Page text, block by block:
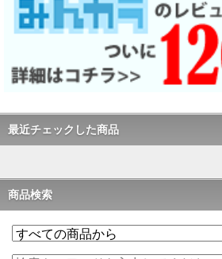
最近チェックした商品
商品検索